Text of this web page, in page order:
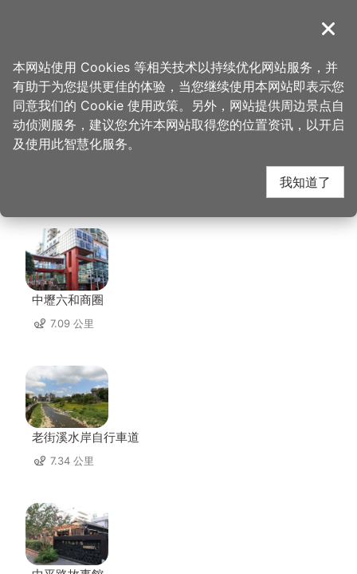
導覽
首页 > 想去的地方 > 美食、购物 > Jo's Corner Café
Jo's Corner Café 周边
景点
中壢六和商圈
7.09 公里
老街溪水岸自行車道
7.34 公里
关闭
本网站使用 Cookies 等相关技术以持续优化网站服务，并
有助于为您提供更佳的体验，当您继续使用本网站即表示您
同意我们的 Cookie 使用政策。另外，网站提供周边景点自
动侦测服务，建议您允许本网站取得您的位置资讯，以开启
及使用此智慧化服务。
我知道了